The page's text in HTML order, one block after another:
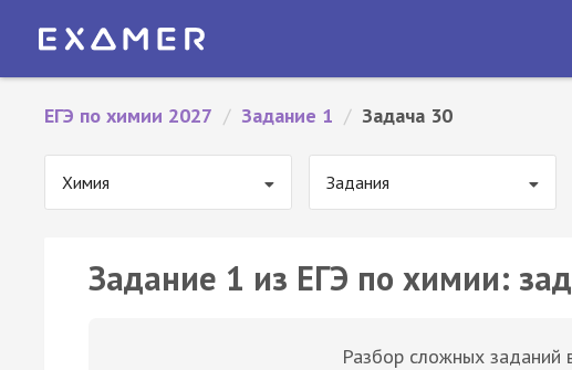
ЕГЭ по химии 2027 / Задание 1 / Задача 30
Химия Задания
Задание 1 из ЕГЭ по химии:
Разбор сложных заданий